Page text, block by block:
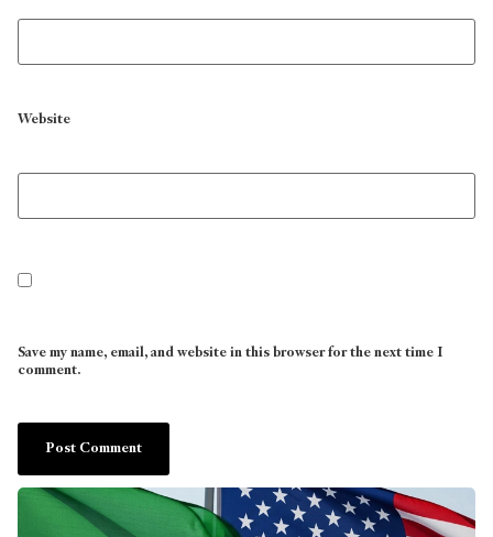
Website
Save my name, email, and website in this browser for the next time I
comment.